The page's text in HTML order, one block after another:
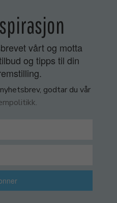
vårt og motta
og tipps til din
godtar du vår